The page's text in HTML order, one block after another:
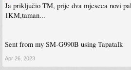
Ja priključio TM, prije dva mjeseca novi
1KM,taman...
Sent from my SM-G990B using Tapatalk
Apr 26, 2023